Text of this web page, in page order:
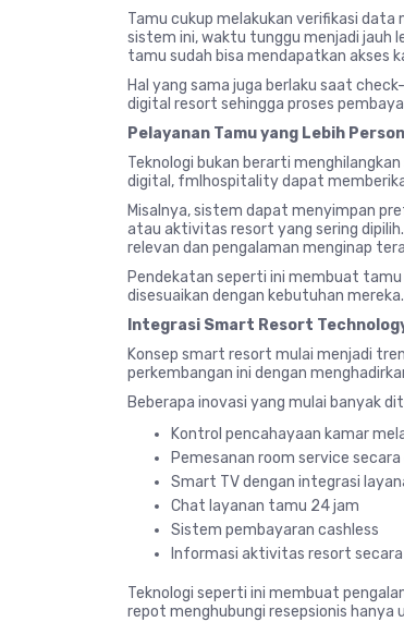
Tamu cukup melakukan verifikasi
sistem ini, waktu tunggu menjadi jauh
tamu sudah bisa mendapatkan akses
Hal yang sama juga berlaku saat
digital resort sehingga proses
Pelayanan Tamu yang Lebih
Teknologi bukan berarti
digital, fmlhospitality dapat
Misalnya, sistem dapat menyimpan
atau aktivitas resort yang sering
relevan dan pengalaman menginap
Pendekatan seperti ini membuat
disesuaikan dengan kebutuhan mereka.
Integrasi Smart Resort
Konsep smart resort mulai menjadi
perkembangan ini dengan
Beberapa inovasi yang mulai banyak
Kontrol pencahayaan kamar
Pemesanan room service secara
Smart TV dengan integrasi
Chat layanan tamu 24 jam
Sistem pembayaran cashless
Informasi aktivitas resort
Teknologi seperti ini membuat
repot menghubungi resepsionis hanya